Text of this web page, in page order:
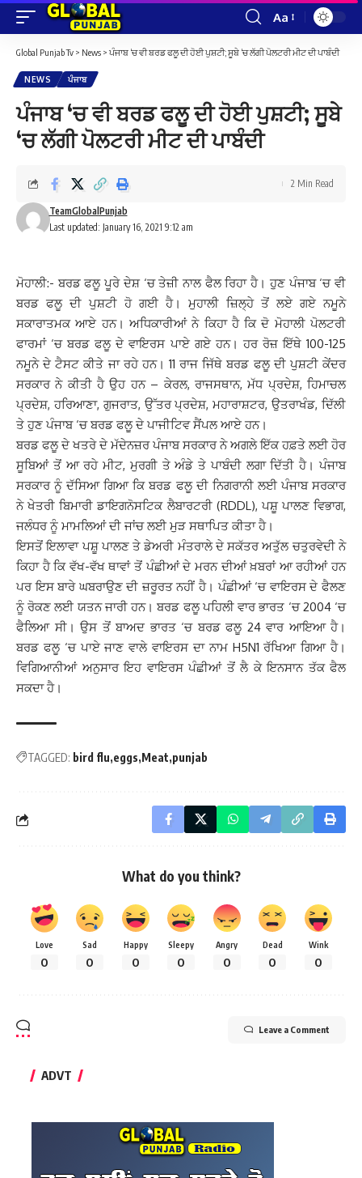
Font
Resizer
Aa
Global Punjab Tv > News > ਪੰਜਾਬ ‘ਚ ਵੀ ਬਰਡ ਫਲੂ ਦੀ ਹੋਈ ਪੁਸ਼ਟੀ; ਸੂਬੇ ‘ਚ ਲੱਗੀ ਪੋਲਟਰੀ ਮੀਟ ਦੀ ਪਾਬੰਦੀ
NEWS ਪੰਜਾਬ
ਪੰਜਾਬ ‘ਚ ਵੀ ਬਰਡ ਫਲੂ ਦੀ ਹੋਈ ਪੁਸ਼ਟੀ; ਸੂਬੇ
‘ਚ ਲੱਗੀ ਪੋਲਟਰੀ ਮੀਟ ਦੀ ਪਾਬੰਦੀ
Last updated: January 16, 2021 9:12 am
TeamGlobalPunjab
2 Min Read
ਮੋਹਾਲੀ:- ਬਰਡ ਫਲੂ ਪੂਰੇ ਦੇਸ਼ ‘ਚ ਤੇਜ਼ੀ ਨਾਲ ਫੈਲ ਰਿਹਾ ਹੈ। ਹੁਣ ਪੰਜਾਬ ‘ਚ ਵੀ
ਬਰਡ ਫਲੂ ਦੀ ਪੁਸ਼ਟੀ ਹੋ ਗਈ ਹੈ। ਮੁਹਾਲੀ ਜ਼ਿਲ੍ਹੇ ਤੋਂ ਲਏ ਗਏ ਨਮੂਨੇ
ਸਕਾਰਾਤਮਕ ਆਏ ਹਨ। ਅਧਿਕਾਰੀਆਂ ਨੇ ਕਿਹਾ ਹੈ ਕਿ ਦੋ ਮੋਹਾਲੀ ਪੋਲਟਰੀ
ਫਾਰਮਾਂ ‘ਚ ਬਰਡ ਫਲੂ ਦੇ ਵਾਇਰਸ ਪਾਏ ਗਏ ਹਨ। ਹਰ ਰੋਜ਼ ਇੱਥੇ 100-125
ਨਮੂਨੇ ਦੇ ਟੈਸਟ ਕੀਤੇ ਜਾ ਰਹੇ ਹਨ। 11 ਰਾਜ ਜਿੱਥੇ ਬਰਡ ਫਲੂ ਦੀ ਪੁਸ਼ਟੀ ਕੇਂਦਰ
ਸਰਕਾਰ ਨੇ ਕੀਤੀ ਹੈ ਉਹ ਹਨ – ਕੇਰਲ, ਰਾਜਸਥਾਨ, ਮੱਧ ਪ੍ਰਦੇਸ਼, ਹਿਮਾਚਲ
ਪ੍ਰਦੇਸ਼, ਹਰਿਆਣਾ, ਗੁਜਰਾਤ, ਉੱਤਰ ਪ੍ਰਦੇਸ਼, ਮਹਾਰਾਸ਼ਟਰ, ਉਤਰਾਖੰਡ, ਦਿੱਲੀ
ਤੇ ਹੁਣ ਪੰਜਾਬ ‘ਚ ਬਰਡ ਫਲੂ ਦੇ ਪਾਜੀਟਿਵ ਸੈਂਪਲ ਆਏ ਹਨ।
ਬਰਡ ਫਲੂ ਦੇ ਖਤਰੇ ਦੇ ਮੱਦੇਨਜ਼ਰ ਪੰਜਾਬ ਸਰਕਾਰ ਨੇ ਅਗਲੇ ਇੱਕ ਹਫ਼ਤੇ ਲਈ ਹੋਰ
ਸੂਬਿਆਂ ਤੋਂ ਆ ਰਹੇ ਮੀਟ, ਮੁਰਗੀ ਤੇ ਅੰਡੇ ਤੇ ਪਾਬੰਦੀ ਲਗਾ ਦਿੱਤੀ ਹੈ। ਪੰਜਾਬ
ਸਰਕਾਰ ਨੂੰ ਦੱਸਿਆ ਗਿਆ ਕਿ ਬਰਡ ਫਲੂ ਦੀ ਨਿਗਰਾਨੀ ਲਈ ਪੰਜਾਬ ਸਰਕਾਰ
ਨੇ ਖੇਤਰੀ ਬਿਮਾਰੀ ਡਾਇਗਨੋਸਟਿਕ ਲੈਬਾਰਟਰੀ (RDDL), ਪਸ਼ੂ ਪਾਲਣ ਵਿਭਾਗ,
ਜਲੰਧਰ ਨੂੰ ਮਾਮਲਿਆਂ ਦੀ ਜਾਂਚ ਲਈ ਮੁੜ ਸਥਾਪਿਤ ਕੀਤਾ ਹੈ।
ਇਸਤੋਂ ਇਲਾਵਾ ਪਸ਼ੂ ਪਾਲਣ ਤੇ ਡੇਅਰੀ ਮੰਤਰਾਲੇ ਦੇ ਸਕੱਤਰ ਅਤੁੱਲ ਚਤੁਰਵੇਦੀ ਨੇ
ਕਿਹਾ ਹੈ ਕਿ ਵੱਖ-ਵੱਖ ਥਾਵਾਂ ਤੋਂ ਪੰਛੀਆਂ ਦੇ ਮਰਨ ਦੀਆਂ ਖ਼ਬਰਾਂ ਆ ਰਹੀਆਂ ਹਨ
ਪਰ ਇਸ ਬਾਰੇ ਘਬਰਾਉਣ ਦੀ ਜ਼ਰੂਰਤ ਨਹੀਂ ਹੈ। ਪੰਛੀਆਂ ‘ਚ ਵਾਇਰਸ ਦੇ ਫੈਲਣ
ਨੂੰ ਰੋਕਣ ਲਈ ਯਤਨ ਜਾਰੀ ਹਨ। ਬਰਡ ਫਲੂ ਪਹਿਲੀ ਵਾਰ ਭਾਰਤ ‘ਚ 2004 ‘ਚ
ਫੈਲਿਆ ਸੀ। ਉਸ ਤੋਂ ਬਾਅਦ ਭਾਰਤ ‘ਚ ਬਰਡ ਫਲੂ 24 ਵਾਰ ਆਇਆ ਹੈ।
ਬਰਡ ਫਲੂ ‘ਚ ਪਾਏ ਜਾਣ ਵਾਲੇ ਵਾਇਰਸ ਦਾ ਨਾਮ H5N1 ਰੱਖਿਆ ਗਿਆ ਹੈ।
ਵਿਗਿਆਨੀਆਂ ਅਨੁਸਾਰ ਇਹ ਵਾਇਰਸ ਪੰਛੀਆਂ ਤੋਂ ਲੈ ਕੇ ਇਨਸਾਨ ਤੱਕ ਫੈਲ
ਸਕਦਾ ਹੈ।
TAGGED: bird flu eggs Meat punjab
What do you think?
Love
0
Sad
0
Happy
0
Sleepy
0
Angry
0
Dead
0
Wink
0
Leave a Comment
ADVT